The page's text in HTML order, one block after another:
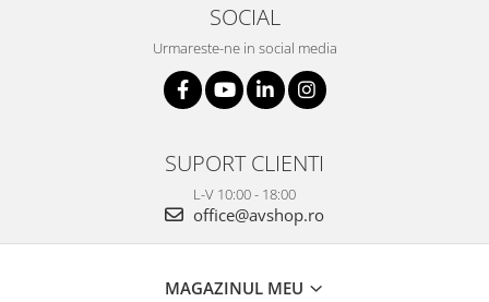
SOCIAL
Urmareste-ne in social media
SUPORT CLIENTI
L-V 10:00 - 18:00
office@avshop.ro
MAGAZINUL MEU